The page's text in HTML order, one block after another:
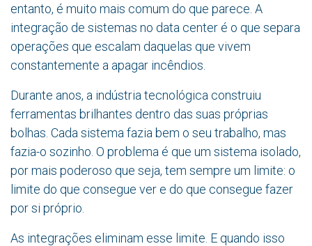
entanto, é muito mais comum do que parece. A
integração de sistemas no data center é o que separa
operações que escalam daquelas que vivem
constantemente a apagar incêndios.
Durante anos, a indústria tecnológica construiu
ferramentas brilhantes dentro das suas próprias
bolhas. Cada sistema fazia bem o seu trabalho, mas
fazia-o sozinho. O problema é que um sistema isolado,
por mais poderoso que seja, tem sempre um limite: o
limite do que consegue ver e do que consegue fazer
por si próprio.
As integrações eliminam esse limite. E quando isso